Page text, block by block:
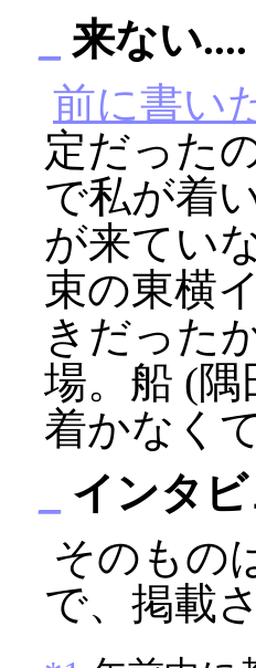
来ない....
前に書い
定だった
で私が着
が来てい
束の東横
きだった
場。船 (
着かなく
インタ
そのもの
で、掲載